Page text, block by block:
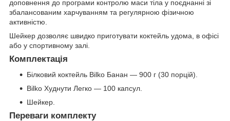
доповнення до програми контролю маси тіла у поєднанні зі
збалансованим харчуванням та регулярною фізичною
активністю.
Шейкер дозволяє швидко приготувати коктейль удома, в офісі
або у спортивному залі.
Комплектація
Білковий коктейль Bilko Банан — 900 г (30 порцій).
Bilko Худнути Легко — 100 капсул.
Шейкер.
Переваги комплекту